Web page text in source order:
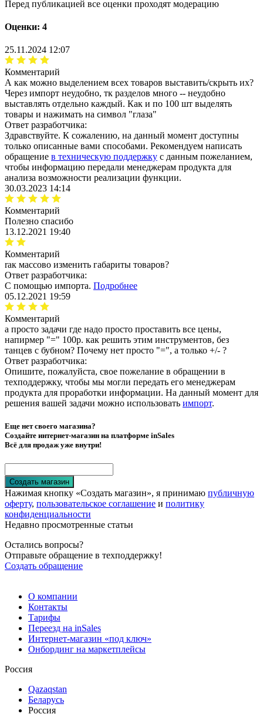
Перед публикацией все оценки проходят модерацию
Оценки: 4
25.11.2024 12:07
Комментарий
А как можно выделением всех товаров выставить/скрыть их?
Через импорт неудобно, тк разделов много -- неудобно
выставлять отдельно каждый. Как и по 100 шт выделять
товары и нажимать на символ "глаза"
Ответ разработчика:
Здравствуйте. К сожалению, на данный момент доступны
только описанные вами способами. Рекомендуем написать
обращение в техническую поддержку с данным пожеланием,
чтобы информацию передали менеджерам продукта для
анализа возможности реализации функции.
30.03.2023 14:14
Комментарий
Полезно спасибо
13.12.2021 19:40
Комментарий
rак массово изменить габариты товаров?
Ответ разработчика:
С помощью импорта. Подробнее
05.12.2021 19:59
Комментарий
а просто задачи где надо просто проставить все цены,
напирмер "=" 100р. как решить этим инструментов, без
танцев с бубном? Почему нет просто "=", а только +/- ?
Ответ разработчика:
Опишите, пожалуйста, свое пожелание в обращении в
техподдержку, чтобы мы могли передать его менеджерам
продукта для проработки информации. На данный момент для
решения вашей задачи можно использовать импорт.
Еще нет своего магазина?
Создайте интернет-магазин на платформе inSales
Всё для продаж уже внутри!
Создать магазин
Нажимая кнопку «Создать магазин», я принимаю публичную
оферту, пользовательское соглашение и политику
конфиденциальности
Недавно просмотренные статьи
Остались вопросы?
Отправьте обращение в техподдержку!
Создать обращение
О компании
Контакты
Тарифы
Переезд на inSales
Интернет-магазин «под ключ»
Онбординг на маркетплейсы
Россия
Qazaqstan
Беларусь
Россия